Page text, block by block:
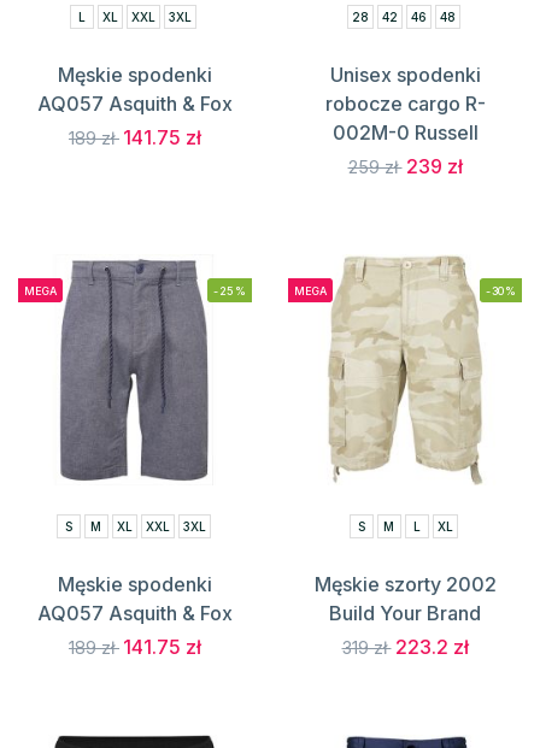
L XL XXL 3XL
Męskie spodenki
AQ057 Asquith & Fox
189 zł 141.75 zł
28 42 46 48
Unisex spodenki
robocze cargo R-
002M-0 Russell
259 zł 239 zł
MEGA -25%
S M XL XXL 3XL
Męskie spodenki
AQ057 Asquith & Fox
189 zł 141.75 zł
MEGA -30%
S M L XL
Męskie szorty 2002
Build Your Brand
319 zł 223.2 zł